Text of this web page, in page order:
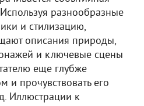
разнообразные
и стилизацию,
описания природы,
и ключевые сцены
еще глубже
и прочувствовать его
Иллюстрации к